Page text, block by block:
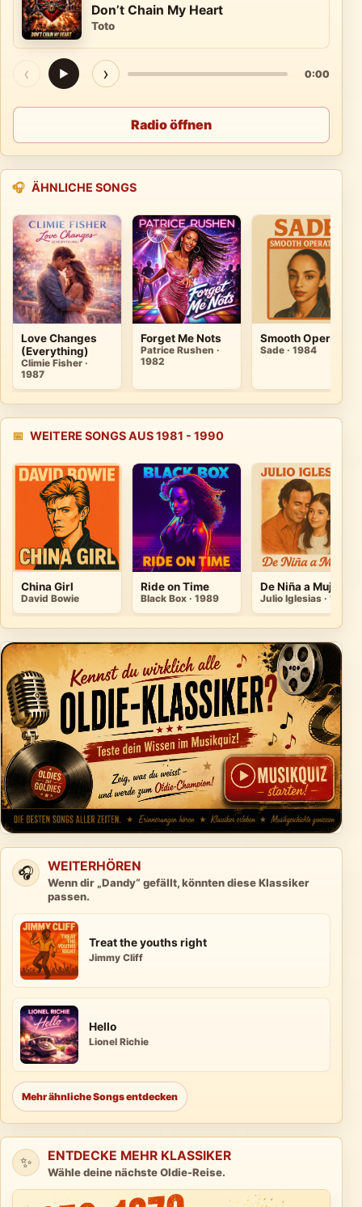
Don’t Chain My Heart
Toto
‹ ▶ › 0:00
Radio öffnen
🎧 ÄHNLICHE SONGS
Love Changes
(Everything)
Climie Fisher ·
1987
Forget Me Nots
Patrice Rushen ·
1982
Smooth Operator
Sade · 1984
📅 WEITERE SONGS AUS 1981 - 1990
China Girl
David Bowie
Ride on Time
Black Box · 1989
De Niña a Mujer
Julio Iglesias · 1981
🎧 WEITERHÖREN
Wenn dir „Dandy“ gefällt, könnten diese Klassiker
passen.
Treat the youths right
Jimmy Cliff
Hello
Lionel Richie
Mehr ähnliche Songs entdecken
✨ ENTDECKE MEHR KLASSIKER
Wähle deine nächste Oldie-Reise.